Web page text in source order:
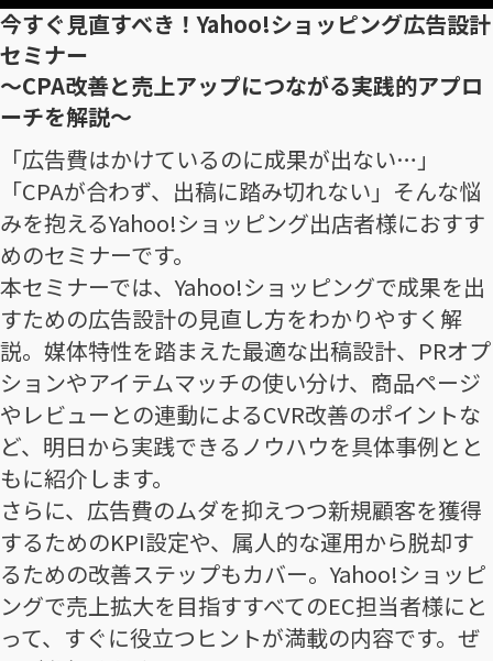
今すぐ見直すべき！Yahoo!ショッピング広告設計
セミナー
〜CPA改善と売上アップにつながる実践的アプロ
ーチを解説〜
「広告費はかけているのに成果が出ない…」
「CPAが合わず、出稿に踏み切れない」そんな悩
みを抱えるYahoo!ショッピング出店者様におすす
めのセミナーです。
本セミナーでは、Yahoo!ショッピングで成果を出
すための広告設計の見直し方をわかりやすく解
説。媒体特性を踏まえた最適な出稿設計、PRオプ
ションやアイテムマッチの使い分け、商品ページ
やレビューとの連動によるCVR改善のポイントな
ど、明日から実践できるノウハウを具体事例とと
もに紹介します。
さらに、広告費のムダを抑えつつ新規顧客を獲得
するためのKPI設定や、属人的な運用から脱却す
るための改善ステップもカバー。Yahoo!ショッピ
ングで売上拡大を目指すすべてのEC担当者様にと
って、すぐに役立つヒントが満載の内容です。ぜ